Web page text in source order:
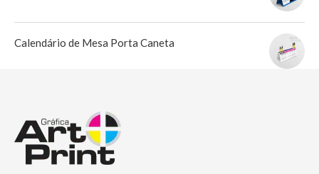
Calendário de Mesa Porta Caneta